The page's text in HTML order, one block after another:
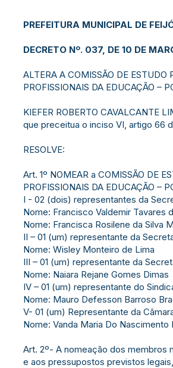
PREFEITURA MUNICIPAL DE
DECRETO Nº. 037, DE 10 DE
ALTERA A COMISSÃO DE ESTUDO
PROFISSIONAIS DA EDUCAÇÃO –
KIEFER ROBERTO CAVALCANTE
que preceitua o inciso VI, artigo 66
RESOLVE:
Art. 1º NOMEAR a COMISSÃO DE
PROFISSIONAIS DA EDUCAÇÃO
I - 02 (dois) representantes da
Nome: Francisco Valdemir Tavares
Nome: Francisca Rosilene da Silva
II – 01 (um) representante da
Nome: Wisley Monteiro de Lima
III – 01 (um) representante da
Nome: Naiara Rejane Gomes Dimas
IV – 01 (um) representante do
Nome: Mauro Defesson Barroso
V- 01 (um) Representante da
Nome: Vanda Maria Do Nascimento
Art. 2º- A nomeação dos membros
e aos pressupostos previstos